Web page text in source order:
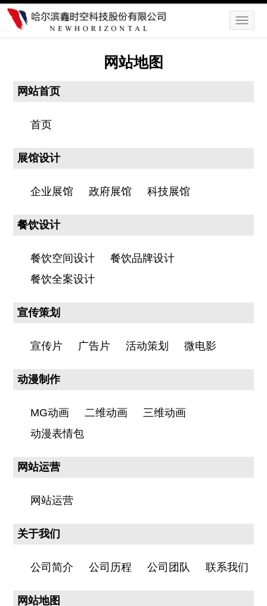
网站地图
网站首页
首页
展馆设计
企业展馆 政府展馆 科技展馆
餐饮设计
餐饮空间设计
餐饮品牌设计
餐饮全案设计
宣传策划
宣传片 广告片 活动策划 微电影
动漫制作
MG动画 二维动画
三维动画
动漫表情包
网站运营
网站运营
关于我们
公司简介 公司历程 公司团队 联系我们
网站地图